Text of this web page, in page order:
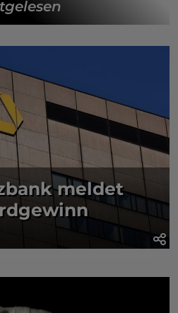
meldet